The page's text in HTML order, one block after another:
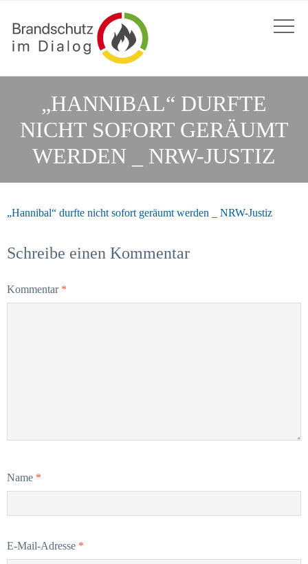
„HANNIBAL“ DURFTE
NICHT SOFORT GERÄUMT
WERDEN _ NRW-JUSTIZ
„Hannibal“ durfte nicht sofort geräumt werden _ NRW-Justiz
Schreibe einen Kommentar
Kommentar *
Name *
E-Mail-Adresse *